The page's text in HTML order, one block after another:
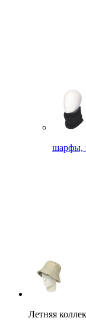
шарфы,
Летняя